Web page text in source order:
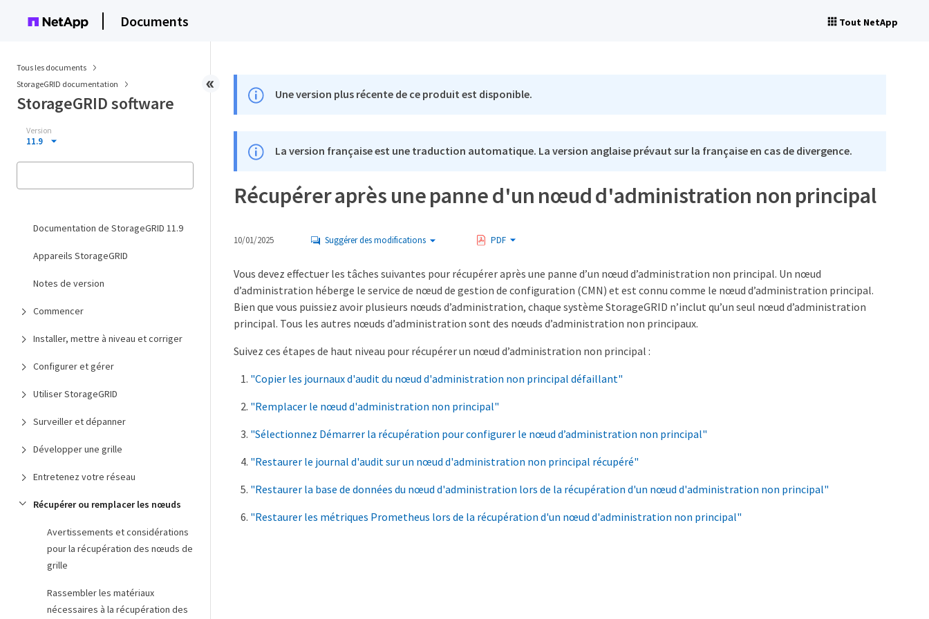
Documents Tout NetApp
Tous les documents
StorageGRID documentation
StorageGRID software
Version
11.9
Documentation de StorageGRID 11.9
Appareils StorageGRID
Notes de version
Commencer
Installer, mettre à niveau et corriger
Configurer et gérer
Utiliser StorageGRID
Surveiller et dépanner
Développer une grille
Entretenez votre réseau
Récupérer ou remplacer les nœuds
Avertissements et considérations
pour la récupération des nœuds de
grille
Rassembler les matériaux
nécessaires à la récupération des
Une version plus récente de ce produit est disponible.
La version française est une traduction automatique. La version anglaise prévaut sur la française en cas de divergence.
Récupérer après une panne d'un nœud d'administration non principal
10/01/2025 Suggérer des modifications PDF
Vous devez effectuer les tâches suivantes pour récupérer après une panne d’un nœud d’administration non principal. Un nœud
d’administration héberge le service de nœud de gestion de configuration (CMN) et est connu comme le nœud d’administration principal.
Bien que vous puissiez avoir plusieurs nœuds d’administration, chaque système StorageGRID n’inclut qu’un seul nœud d’administration
principal. Tous les autres nœuds d’administration sont des nœuds d’administration non principaux.
Suivez ces étapes de haut niveau pour récupérer un nœud d’administration non principal :
"Copier les journaux d'audit du nœud d'administration non principal défaillant"
"Remplacer le nœud d'administration non principal"
"Sélectionnez Démarrer la récupération pour configurer le nœud d’administration non principal"
"Restaurer le journal d'audit sur un nœud d'administration non principal récupéré"
"Restaurer la base de données du nœud d'administration lors de la récupération d'un nœud d'administration non principal"
"Restaurer les métriques Prometheus lors de la récupération d'un nœud d'administration non principal"